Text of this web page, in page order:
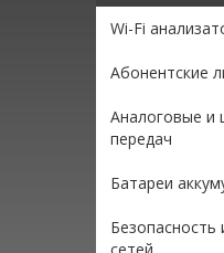
Wi-Fi
Абонентские
Аналоговые и
передач
Батареи
Безопасность